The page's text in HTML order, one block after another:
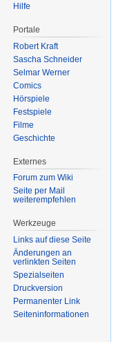
Hilfe
Portale
Robert Kraft
Sascha Schneider
Selmar Werner
Comics
Hörspiele
Festspiele
Filme
Geschichte
Externes
Forum zum Wiki
Seite per Mail
weiterempfehlen
Werkzeuge
Links auf diese Seite
Änderungen an
verlinkten Seiten
Spezialseiten
Druckversion
Permanenter Link
Seiten­informationen